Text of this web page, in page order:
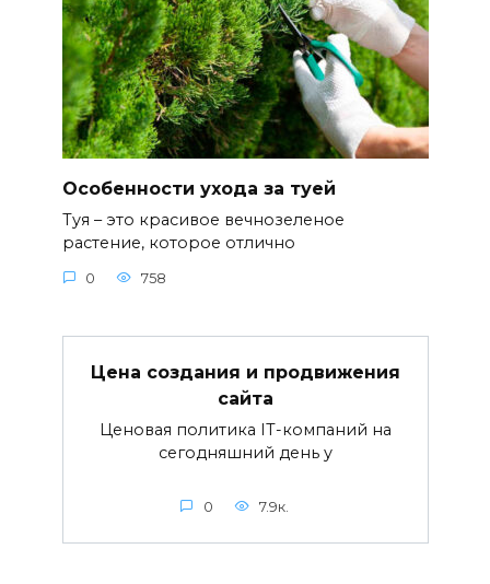
Особенности ухода за туей
Туя – это красивое вечнозеленое
растение, которое отлично
0 758
Цена создания и продвижения
сайта
Ценовая политика IT-компаний на
сегодняшний день у
0 7.9к.